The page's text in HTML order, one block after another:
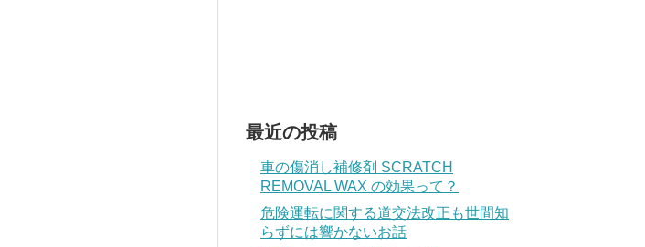
最近の投稿
車の傷消し補修剤 SCRATCH
REMOVAL WAX の効果って？
危険運転に関する道交法改正も世間知
らずには響かないお話